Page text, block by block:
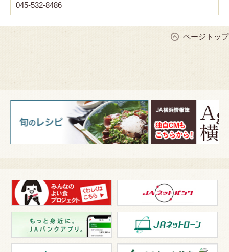
045-532-8486
ページトップ